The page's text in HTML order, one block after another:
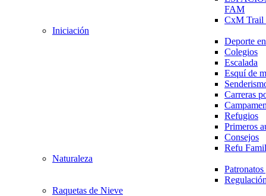
FAM
CxM
Iniciación
Deporte
Colegios
Escalada
Esquí de
Carreras
Refugios
Primeros
Consejos
Refu
Naturaleza
Raquetas de Nieve